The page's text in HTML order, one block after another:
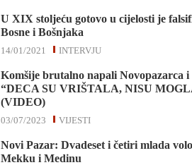
U XIX stoljeću gotovo u cijelosti je
Bosne i Bošnjaka
INTERVJU
14/01/2021
Komšije brutalno napali Novopazarca
“DECA SU VRIŠTALA, NISU
(VIDEO)
VIJESTI
03/07/2023
Novi Pazar: Dvadeset i četiri mlada
Mekku i Medinu